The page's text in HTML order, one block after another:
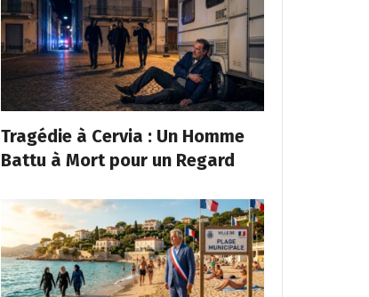
Tragédie à Cervia : Un Homme
Battu à Mort pour un Regard